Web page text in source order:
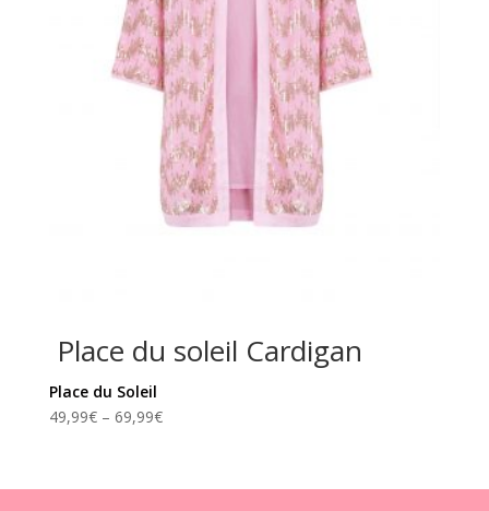
Place du soleil Cardigan
Place du Soleil
49,99€– 69,99€